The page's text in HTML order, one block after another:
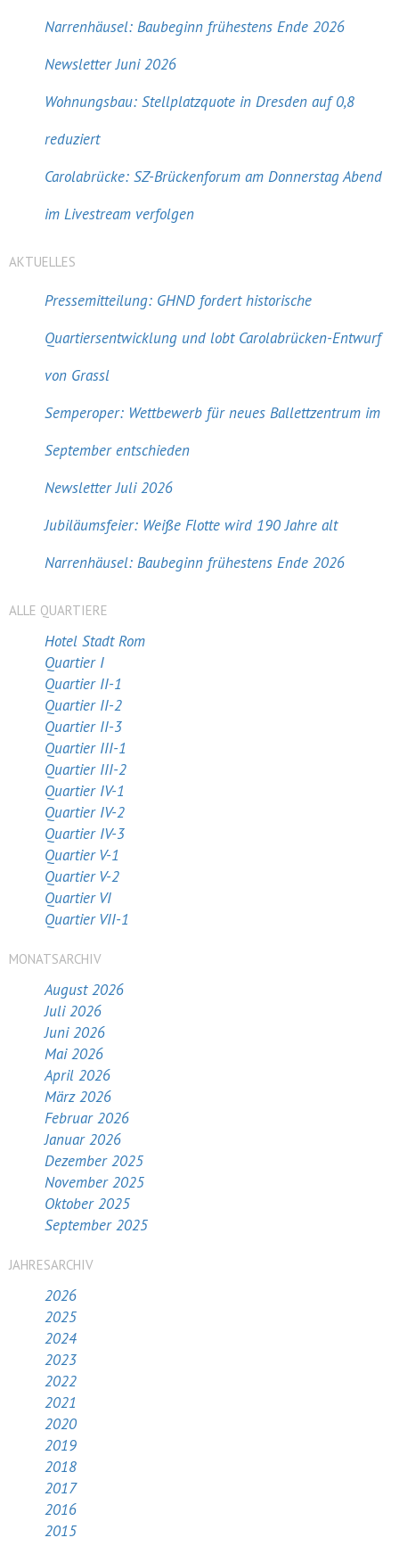
Narrenhäusel: Baubeginn frühestens Ende 2026
Newsletter Juni 2026
Wohnungsbau: Stellplatzquote in Dresden auf 0,8
reduziert
Carolabrücke: SZ-Brückenforum am Donnerstag Abend
im Livestream verfolgen
AKTUELLES
Pressemitteilung: GHND fordert historische
Quartiersentwicklung und lobt Carolabrücken-Entwurf
von Grassl
Semperoper: Wettbewerb für neues Ballettzentrum im
September entschieden
Newsletter Juli 2026
Jubiläumsfeier: Weiße Flotte wird 190 Jahre alt
Narrenhäusel: Baubeginn frühestens Ende 2026
ALLE QUARTIERE
Hotel Stadt Rom
Quartier I
Quartier II-1
Quartier II-2
Quartier II-3
Quartier III-1
Quartier III-2
Quartier IV-1
Quartier IV-2
Quartier IV-3
Quartier V-1
Quartier V-2
Quartier VI
Quartier VII-1
MONATSARCHIV
August 2026
Juli 2026
Juni 2026
Mai 2026
April 2026
März 2026
Februar 2026
Januar 2026
Dezember 2025
November 2025
Oktober 2025
September 2025
JAHRESARCHIV
2026
2025
2024
2023
2022
2021
2020
2019
2018
2017
2016
2015